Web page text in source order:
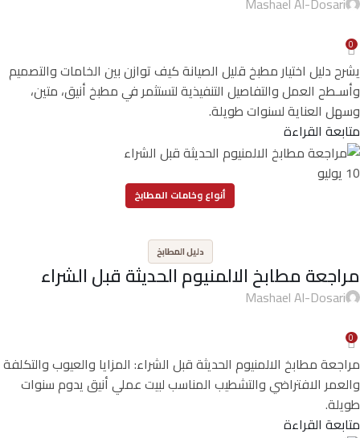
0
يشرح دليل اختيار مطبخ قليل الصيانة كيف توازن بين الخامات والتصميم
وأسـطح العمل والتفاصيل التنفيذية لتستثمر في مطبخ أنيق، متين،
وسهل العناية لسنوات طويلة.
متابعة القراءة
10 يوليو
أنواع وخامات المطابخ
دليل المطابخ
مراجعة مطابخ الالمنيوم الحديثة قبل الشراء
Mashael Al-Dosari
0
مراجعة مطابخ الالمنيوم الحديثة قبل الشراء: المزايا والعيوب والتكلفة
والعمر الافتراضي والتشطيب المناسب لبيت عملي أنيق يدوم سنوات
طويلة.
متابعة القراءة